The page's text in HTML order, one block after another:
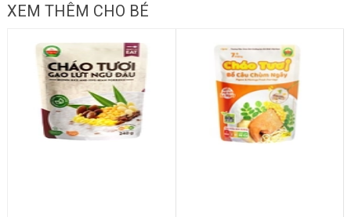
XEM THÊM CHO BÉ